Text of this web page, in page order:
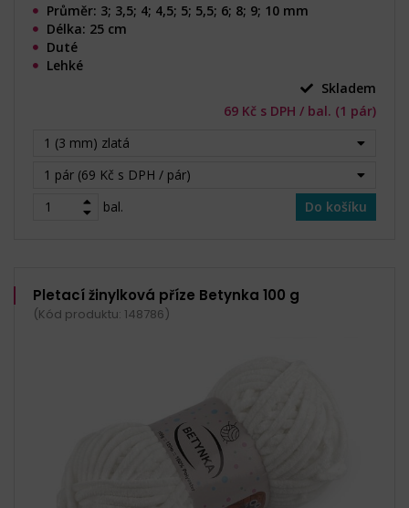
Průměr: 3; 3,5; 4; 4,5; 5; 5,5; 6; 8; 9; 10 mm
Délka: 25 cm
Duté
Lehké
Skladem
69 Kč s DPH / bal. (1 pár)
1 (3 mm) zlatá
1 pár (69 Kč s DPH / pár)
bal.
Do košíku
Pletací žinylková příze Betynka 100 g
(Kód produktu: 148786)